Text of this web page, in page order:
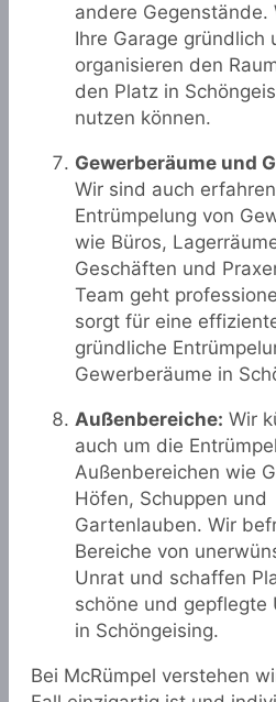
andere Gegenstände.
Ihre Garage gründlich
organisieren den
den Platz in
nutzen können.
Gewerberäume und
Wir sind auch
Entrümpelung von
wie Büros,
Geschäften und
Team geht
sorgt für eine
gründliche
Gewerberäume in
Außenbereiche: Wir
auch um die
Außenbereichen wie
Höfen, Schuppen und
Gartenlauben. Wir
Bereiche von
Unrat und schaffen
schöne und gepflegte
in Schöngeising.
Bei McRümpel verstehen